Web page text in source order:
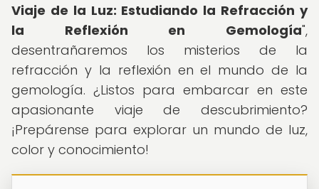
Viaje de la Luz: Estudiando la Refracción y
la Reflexión en Gemología",
desentrañaremos los misterios de la
refracción y la reflexión en el mundo de la
gemología. ¿Listos para embarcar en este
apasionante viaje de descubrimiento?
¡Prepárense para explorar un mundo de luz,
color y conocimiento!